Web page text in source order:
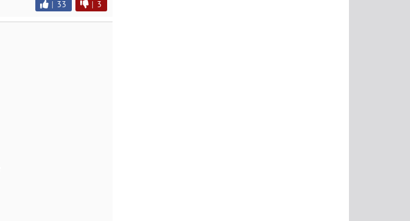
| 33 | 3